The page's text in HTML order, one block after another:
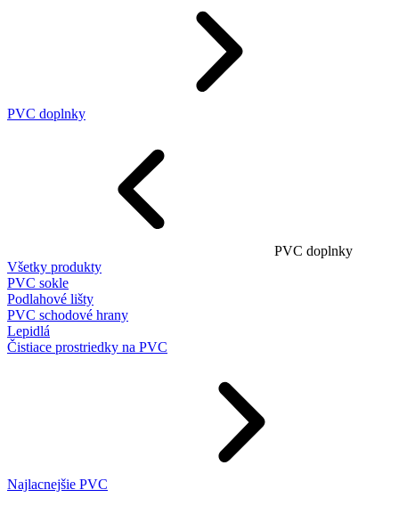
PVC doplnky
PVC doplnky
Všetky produkty
PVC sokle
Podlahové lišty
PVC schodové hrany
Lepidlá
Čistiace prostriedky na PVC
Najlacnejšie PVC